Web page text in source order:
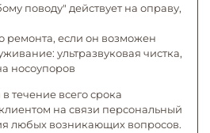
поводу" действует на оправу,
ремонта, если он возможен
ультразвуковая чистка,
носоупоров
течение всего срока
на связи персональный
любых возникающих вопросов.